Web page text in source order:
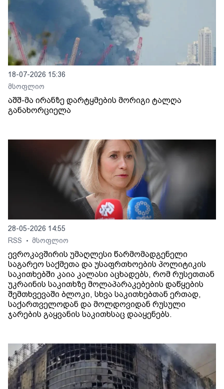
18-07-2026 15:36
მსოფლიო
აშშ-მა ირანზე დარტყმების მორიგი ტალღა
განახორციელა
28-05-2026 14:55
RSS
• მსოფლიო
ევროკავშირის უმაღლესი წარმომადგენელი
საგარეო საქმეთა და უსაფრთხოების პოლიტიკის
საკითხებში კაია კალასი აცხადებს, რომ რუსეთთან
უკრაინის საკითხზე მოლაპარაკებების დაწყების
შემთხვევაში ბლოკი, სხვა საკითხებთან ერთად,
საქართველოდან და მოლდოვიდან რუსული
ჯარების გაყვანის საკითხსაც დააყენებს.